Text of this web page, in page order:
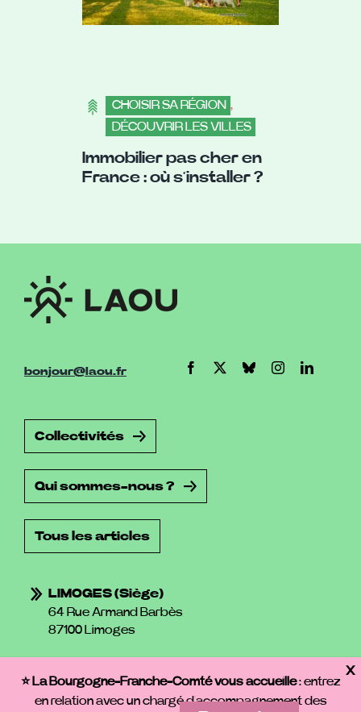
CHOISIR SA RÉGION ,
DÉCOUVRIR LES VILLES
Immobilier pas cher en
France : où s’installer ?
bonjour@laou.fr
Collectivités
Qui sommes-nous ?
Tous les articles
LIMOGES (siège)
64 Rue Armand Barbès
87100 Limoges
MENTIONS LÉGALES
POLITIQUE DE PROTECTION DES DONNÉES PERSONNELLES
CONDITIONS GÉNÉRALES
⭐ La Bourgogne-Franche-Comté vous accueille: entrez
en relation avec un chargé d’accompagnement des